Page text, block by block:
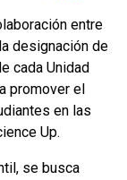
entre
designación de
cada Unidad
promover el
en las
Up.
se busca